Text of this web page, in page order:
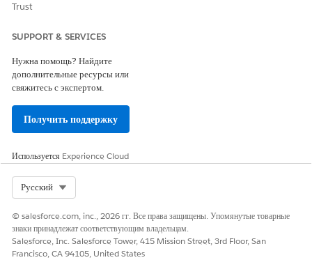
Дополнительные ресурсы
Номер статьи базы знаний
005318426
ЭТА СТАТЬЯ РЕШИЛА ВАШУ ПРОБЛЕМУ?
Оставьте свой отзыв, чтобы мы могли стать лучше!
Trust
SUPPORT & SERVICES
Нужна помощь? Найдите
дополнительные ресурсы или
свяжитесь с экспертом.
Получить поддержку
Используется Experience Cloud
Русский
© salesforce.com, inc., 2026 гг. Все права защищены. Упомянутые товарные
знаки принадлежат соответствующим владельцам.
Salesforce, Inc. Salesforce Tower, 415 Mission Street, 3rd Floor, San
Francisco, CA 94105, United States